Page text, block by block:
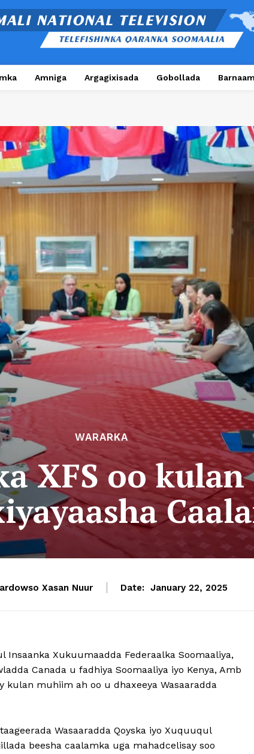
Amniga Argagixisada Gobollada
WARARKA
XFS oo
Xasan Nuur Date: January 22, 2025
Insaanka Xukuumaadda Federaalka Soomaaliya,
Canada u fadhiya Soomaaliya iyo Kenya, Amb
kulan muhiim ah oo u dhaxeeya Wasaaradda
Wasaaradda Qoyska iyo Xuquuqul
beesha caalamka uga mahadcelisay soo